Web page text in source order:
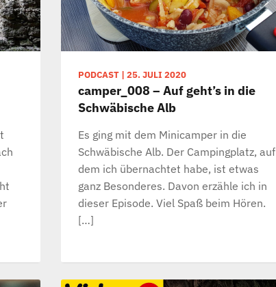
PODCAST | 25. JULI 2020
camper_008 – Auf geht’s in die
Schwäbische Alb
Es ging mit dem Minicamper in die
Schwäbische Alb. Der Campingplatz, auf
dem ich übernachtet habe, ist etwas
ganz Besonderes. Davon erzähle ich in
dieser Episode. Viel Spaß beim Hören.
[…]